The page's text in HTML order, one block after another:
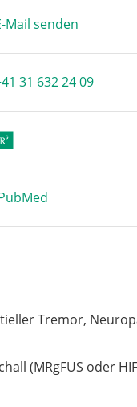
Mail senden
31 632 24 09
Tremor,
(MRgFUS oder